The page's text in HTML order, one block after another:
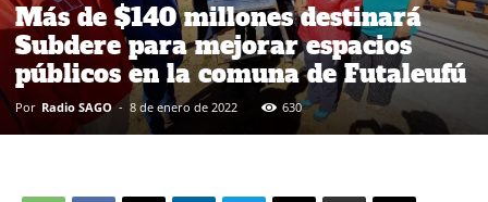
Más de $140 millones destinará
Subdere para mejorar espacios
públicos en la comuna de Futaleufú
Por Radio SAGO - 8 de enero de 2022 630